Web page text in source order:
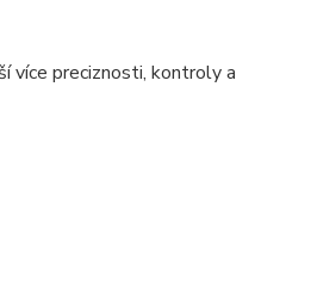
více preciznosti, kontroly a